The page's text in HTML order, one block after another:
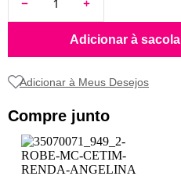
Adicionar à sacola
Compre junto